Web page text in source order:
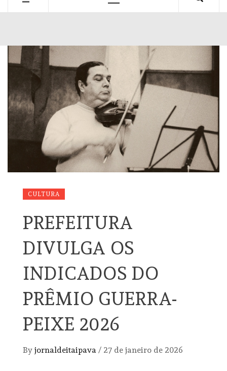
CULTURA
PREFEITURA
DIVULGA OS
INDICADOS DO
PRÊMIO GUERRA-
PEIXE 2026
By jornaldeitaipava / 27 de janeiro de 2026